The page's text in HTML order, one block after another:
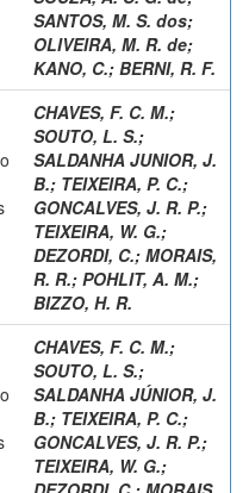
SANTOS, M. S. dos;
OLIVEIRA, M. R. de;
KANO, C.; BERNI, R. F.
CHAVES, F. C. M.;
SOUTO, L. S.;
SALDANHA JUNIOR, J.
B.; TEIXEIRA, P. C.;
GONCALVES, J. R. P.;
TEIXEIRA, W. G.;
DEZORDI, C.; MORAIS,
R. R.; POHLIT, A. M.;
BIZZO, H. R.
CHAVES, F. C. M.;
SOUTO, L. S.;
SALDANHA JÚNIOR, J.
B.; TEIXEIRA, P. C.;
GONCALVES, J. R. P.;
TEIXEIRA, W. G.;